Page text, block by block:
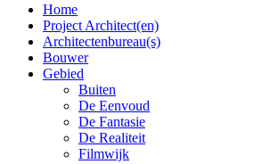
Home
Project Architect(en)
Architectenbureau(s)
Bouwer
Gebied
Buiten
De Eenvoud
De Fantasie
De Realiteit
Filmwijk